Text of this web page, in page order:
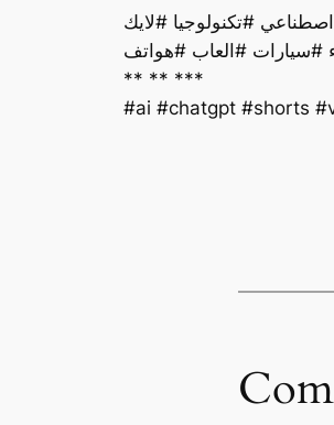
#سيارات #العاب #هواتف
** ** ***
#ai #chatgpt #shorts